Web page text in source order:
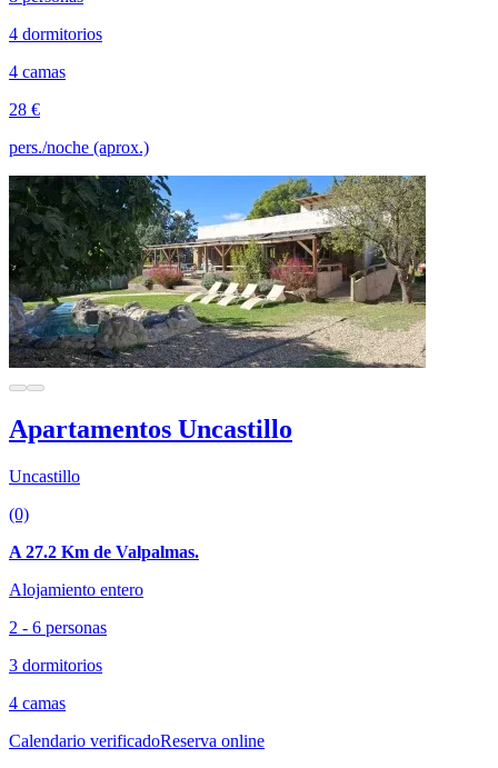
4 dormitorios
4 camas
28 €
pers./noche (aprox.)
Apartamentos Uncastillo
Uncastillo
(0)
A 27.2 Km de Valpalmas.
Alojamiento entero
2 - 6 personas
3 dormitorios
4 camas
Calendario verificadoReserva online